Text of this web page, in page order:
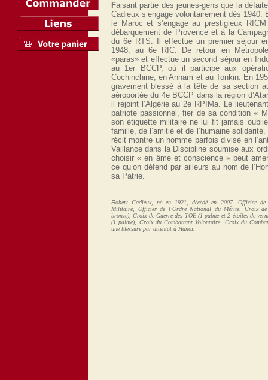
Faisant partie des jeunes-gens que la
Cadieux s’engage volontairement dès 1940.
le Maroc et s’engage au prestigieux
débarquement de Provence et à la
du 6e RTS. Il effectue un premier séjour
1948, au 6e RIC. De retour en
«paras» et effectue un second séjour en
au 1er BCCP, où il participe aux
Cochinchine, en Annam et au Tonkin. En
gravement blessé à la tête de sa section
aéroportée du 4e BCCP dans la région
il rejoint l’Algérie au 2e RPIMa. Le
patriote passionnel, fier de sa condition «
son étiquette militaire ne lui fit jamais
famille, de l’amitié et de l’humaine
récit montre un homme parfois divisé en
Vaillance dans la Discipline soumise aux
choisir « en âme et conscience » peut
ce qu’on défend par ailleurs au nom de
sa Patrie.
RobertCadieux, né en 1921, décédé en 2007. Officier
Militaire, Officier de l’Ordre National du Mérite, Croix de
bronze), Croix de Guerre des TOE (1 palme et 2 étoiles de
(1 palme), Croix du Combattant Volontaire, Croix du
une blessure par attentat à Hanoï.